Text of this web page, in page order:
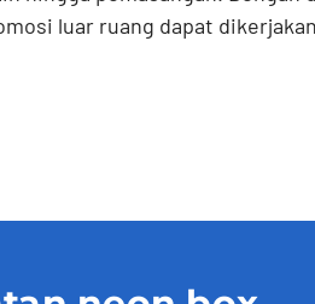
luar ruang dapat